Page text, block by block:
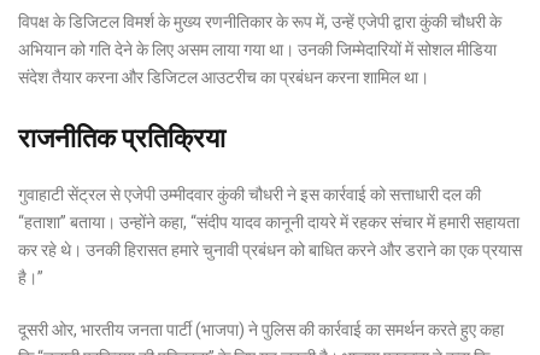
विपक्ष के डिजिटल विमर्श के मुख्य रणनीतिकार के रूप में, उन्हें एजेपी द्वारा कुंकी चौधरी के
अभियान को गति देने के लिए असम लाया गया था। उनकी जिम्मेदारियों में सोशल मीडिया
संदेश तैयार करना और डिजिटल आउटरीच का प्रबंधन करना शामिल था।
राजनीतिक प्रतिक्रिया
गुवाहाटी सेंट्रल से एजेपी उम्मीदवार कुंकी चौधरी ने इस कार्रवाई को सत्ताधारी दल की
“हताशा” बताया। उन्होंने कहा, “संदीप यादव कानूनी दायरे में रहकर संचार में हमारी सहायता
कर रहे थे। उनकी हिरासत हमारे चुनावी प्रबंधन को बाधित करने और डराने का एक प्रयास
है।”
दूसरी ओर, भारतीय जनता पार्टी (भाजपा) ने पुलिस की कार्रवाई का समर्थन करते हुए कहा